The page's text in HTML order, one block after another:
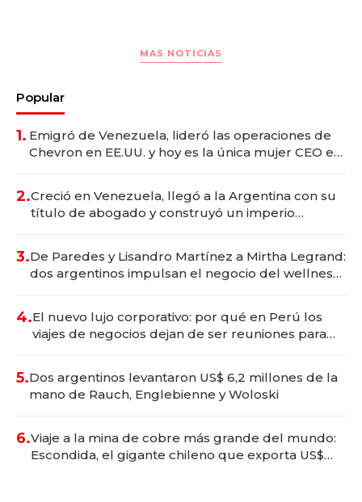
MAS NOTICIAS
Popular
1. Emigró de Venezuela, lideró las operaciones de
Chevron en EE.UU. y hoy es la única mujer CEO en
2.Creció en Venezuela, llegó a la Argentina con su
título de abogado y construyó un imperio
3.De Paredes y Lisandro Martínez a Mirtha Legrand:
dos argentinos impulsan el negocio del wellness
4.El nuevo lujo corporativo: por qué en Perú los
viajes de negocios dejan de ser reuniones para
5.Dos argentinos levantaron US$ 6,2 millones de la
mano de Rauch, Englebienne y Woloski
6.Viaje a la mina de cobre más grande del mundo:
Escondida, el gigante chileno que exporta US$